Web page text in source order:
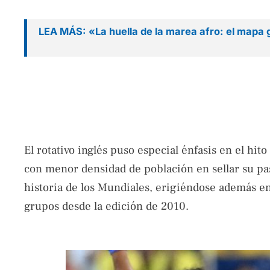
LEA MÁS: «La huella de la marea afro: el
El rotativo inglés puso especial énfasis en el
con menor densidad de población en sellar su
historia de los Mundiales, erigiéndose además
grupos desde la edición de 2010.